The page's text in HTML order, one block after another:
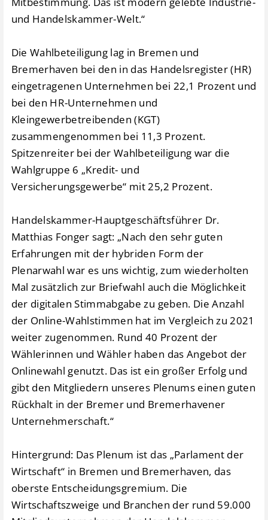
und Handelskammer-Welt.“
Die Wahlbeteiligung lag in Bremen und
Bremerhaven bei den in das Handelsregister (HR)
eingetragenen Unternehmen bei 22,1 Prozent und
bei den HR-Unternehmen und
Kleingewerbetreibenden (KGT)
zusammengenommen bei 11,3 Prozent.
Spitzenreiter bei der Wahlbeteiligung war die
Wahlgruppe 6 „Kredit- und
Versicherungsgewerbe“ mit 25,2 Prozent.
Handelskammer-Hauptgeschäftsführer Dr.
Matthias Fonger sagt: „Nach den sehr guten
Erfahrungen mit der hybriden Form der
Plenarwahl war es uns wichtig, zum wiederholten
Mal zusätzlich zur Briefwahl auch die Möglichkeit
der digitalen Stimmabgabe zu geben. Die Anzahl
der Online-Wahlstimmen hat im Vergleich zu 2021
weiter zugenommen. Rund 40 Prozent der
Wählerinnen und Wähler haben das Angebot der
Onlinewahl genutzt. Das ist ein großer Erfolg und
gibt den Mitgliedern unseres Plenums einen guten
Rückhalt in der Bremer und Bremerhavener
Unternehmerschaft.“
Hintergrund: Das Plenum ist das „Parlament der
Wirtschaft“ in Bremen und Bremerhaven, das
oberste Entscheidungsgremium. Die
Wirtschaftszweige und Branchen der rund 59.000